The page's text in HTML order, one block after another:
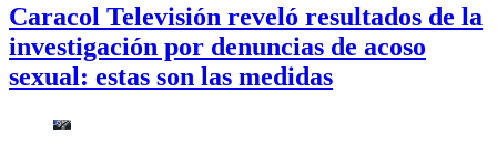
Caracol Televisión reveló resultados de la
investigación por denuncias de acoso
sexual: estas son las medidas